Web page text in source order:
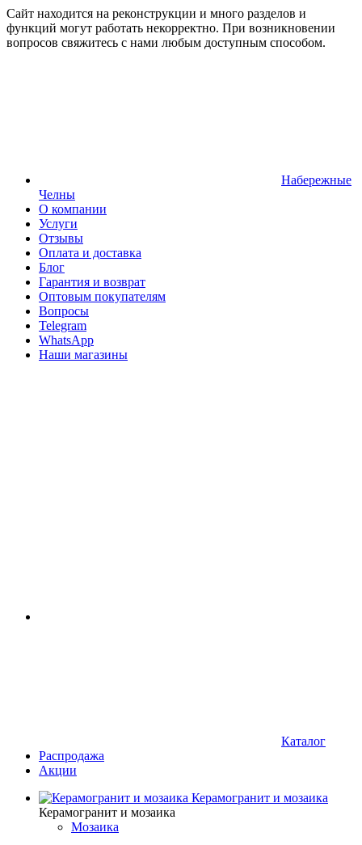
Сайт находится на реконструкции и много разделов и
функций могут работать некорректно. При возникновении
вопросов свяжитесь с нами любым доступным способом.
Набережные
Челны
О компании
Услуги
Отзывы
Оплата и доставка
Блог
Гарантия и возврат
Оптовым покупателям
Вопросы
Telegram
WhatsApp
Наши магазины
Каталог
Распродажа
Акции
Керамогранит и мозаика
Керамогранит и мозаика
Мозаика